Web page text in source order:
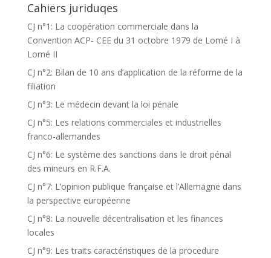
Cahiers juriduqes
CJ n°1: La coopération commerciale dans la
Convention ACP- CEE du 31 octobre 1979 de Lomé I à
Lomé II
CJ n°2: Bilan de 10 ans d’application de la réforme de la
filiation
CJ n°3: Le médecin devant la loi pénale
CJ n°5: Les relations commerciales et industrielles
franco-allemandes
CJ n°6: Le système des sanctions dans le droit pénal
des mineurs en R.F.A.
CJ n°7: L’opinion publique française et l’Allemagne dans
la perspective européenne
CJ n°8: La nouvelle décentralisation et les finances
locales
CJ n°9: Les traits caractéristiques de la procedure